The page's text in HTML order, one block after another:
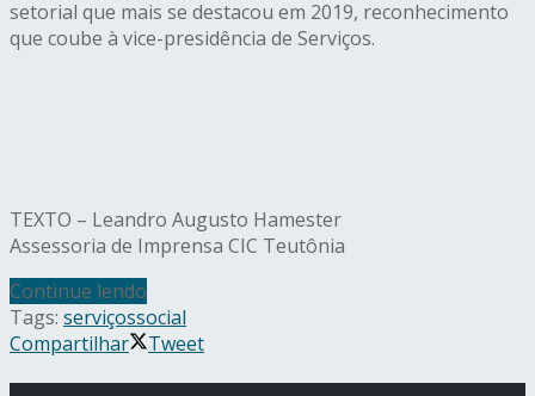
setorial que mais se destacou em 2019, reconhecimento
que coube à vice-presidência de Serviços.
TEXTO – Leandro Augusto Hamester
Assessoria de Imprensa CIC Teutônia
Continue lendo
Tags: serviçossocial
Compartilhar
Tweet